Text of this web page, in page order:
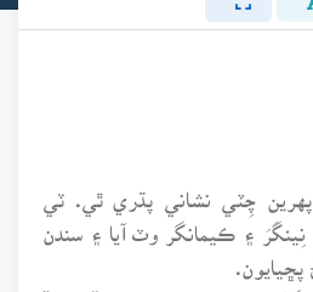
چِٽي نشاني پڌري ٿي. ٽي
نِينگَرَ ۽ ڪيمانگر وٽ آيا ۽ سندن